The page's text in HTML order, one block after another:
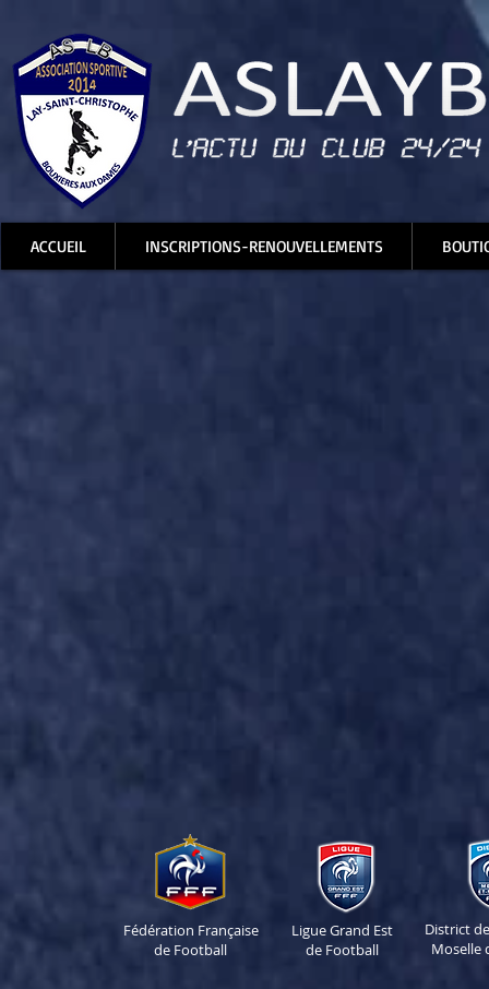
ACCUEIL INSCRIPTIONS-RENOUVELLEMENTS
Fédération Française
de Football
Ligue Grand Est
de Football
District
Moselle